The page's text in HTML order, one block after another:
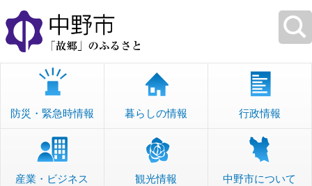
本
文
へ
移
防災・緊急時情報 暮らしの情報 行政情報
産業・ビジネス 観光情報 中野市について